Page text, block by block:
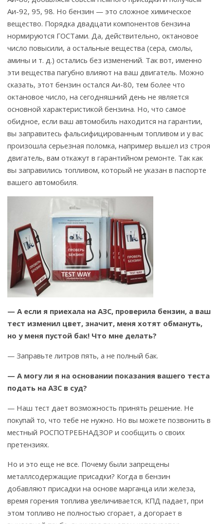
Аи-92, 95, 98. Но бензин — это сложное химическое
вещество. Порядка двадцати компонентов бензина
нормируются ГОСТами. Да, действительно, октановое
число повысили, а остальные вещества (сера, смолы,
амины и т. д.) остались без изменений. Так вот, именно
эти вещества пагубно влияют на ваш двигатель. Можно
сказать, этот бензин остался Аи-80, тем более что
октановое число, на сегодняшний день не является
основной характеристикой бензина. Но, что самое
обидное, если ваш автомобиль находится на гарантии,
вы заправитесь фальсифицированным топливом и у вас
произошла серьезная поломка, например вышел из строя
двигатель, вам откажут в гарантийном ремонте. Так как
вы заправились топливом, который не указан в паспорте
вашего автомобиля.
— А если я приехала на АЗС, проверила бензин, а ваш
тест изменил цвет, значит, меня хотят обмануть,
но у меня пустой бак! Что мне делать?
— Заправьте литров пять, а не полный бак.
— А могу ли я на основании показания вашего теста
подать на АЗС в суд?
— Наш тест дает возможность принять решение. Не
покупай то, что тебе не нужно. Но вы можете позвонить в
местный РОСПОТРЕБНАДЗОР и сообщить о своих
претензиях.
Но и это еще не все. Почему были запрещены
металлсодержащие присадки? Когда в бензин
добавляют присадки на основе марганца или железа,
время горения топлива увеличивается, КПД падает, при
этом топливо не полностью сгорает, а догорает в